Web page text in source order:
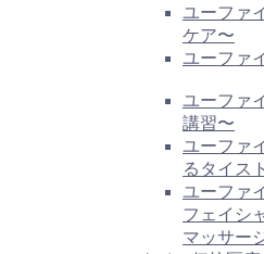
ユーファ
ケア〜
ユーファ
ユーファ
講習〜
ユーファ
るタイス
ユーファ
フェイシ
マッサー